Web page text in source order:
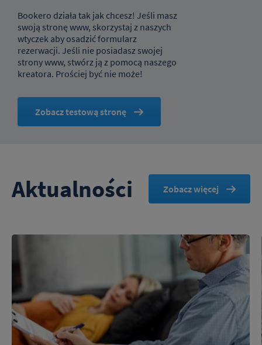
Bookero działa tak jak chcesz! Jeśli masz
swoją stronę www, skorzystaj z naszych
wtyczek aby osadzić formularz
rezerwacji. Jeśli nie posiadasz swojej
strony www, stwórz ją z pomocą naszego
kreatora. Prościej być nie może!
Zobacz testową stronę
Aktualności Zobacz więcej